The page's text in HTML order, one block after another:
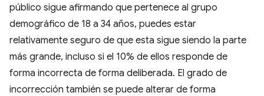
público sigue afirmando que pertenece al grupo
demográfico de 18 a 34 años, puedes estar
relativamente seguro de que esta sigue siendo la parte
más grande, incluso si el 10% de ellos responde de
forma incorrecta de forma deliberada. El grado de
incorrección también se puede alterar de forma